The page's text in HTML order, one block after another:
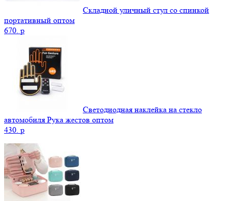
Складной уличный стул со спинкой
портативный оптом
670. p
Светодиодная наклейка на стекло
автомобиля Рука жестов оптом
430. p